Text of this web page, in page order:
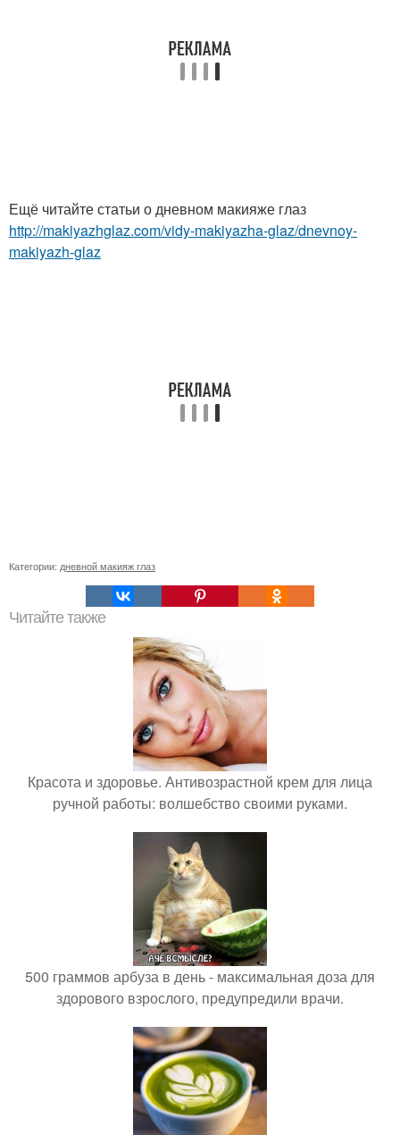
Ещё читайте статьи о дневном макияже глаз
http://makiyazhglaz.com/vidy-makiyazha-glaz/dnevnoy-
makiyazh-glaz
Категории: дневной макияж глаз
Читайте также
Красота и здоровье. Антивозрастной крем для лица
ручной работы: волшебство своими руками.
500 граммов арбуза в день - максимальная доза для
здорового взрослого, предупредили врачи.